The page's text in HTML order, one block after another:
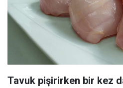
Tavuk pişirirken bir kez